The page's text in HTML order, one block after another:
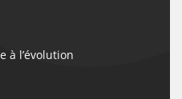
à l’évolution